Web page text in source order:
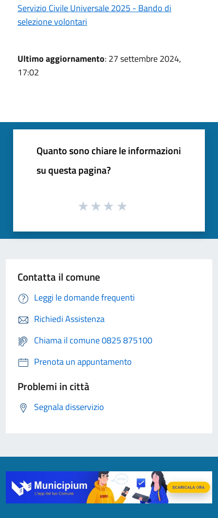
Servizio Civile Universale 2025 - Bando di
selezione volontari
Ultimo aggiornamento: 27 settembre 2024,
17:02
Quanto sono chiare le informazioni
su questa pagina?
Contatta il comune
Leggi le domande frequenti
Richiedi Assistenza
Chiama il comune 0825 875100
Prenota un appuntamento
Problemi in città
Segnala disservizio